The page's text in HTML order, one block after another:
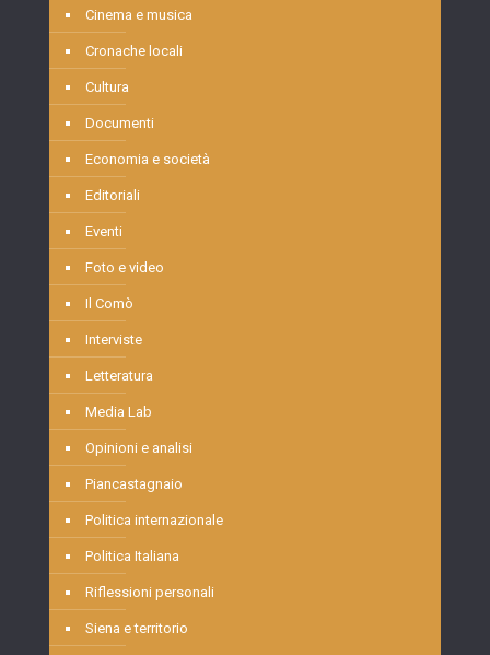
Cinema e musica
Cronache locali
Cultura
Documenti
Economia e società
Editoriali
Eventi
Foto e video
Il Comò
Interviste
Letteratura
Media Lab
Opinioni e analisi
Piancastagnaio
Politica internazionale
Politica Italiana
Riflessioni personali
Siena e territorio